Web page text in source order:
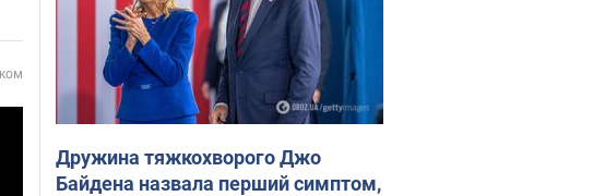
Дружина тяжкохворого Джо
Байдена назвала перший симптом,